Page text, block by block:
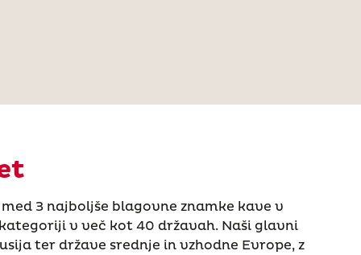
3 najboljše blagovne znamke kave v
v več kot 40 državah. Naši glavni
ter države srednje in vzhodne Evrope, z